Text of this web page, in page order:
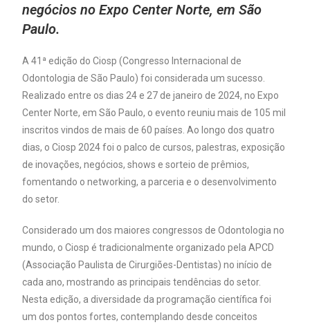
negócios no Expo Center Norte, em São
Paulo.
A 41ª edição do Ciosp (Congresso Internacional de
Odontologia de São Paulo) foi considerada um sucesso.
Realizado entre os dias 24 e 27 de janeiro de 2024, no Expo
Center Norte, em São Paulo, o evento reuniu mais de 105 mil
inscritos vindos de mais de 60 países. Ao longo dos quatro
dias, o Ciosp 2024 foi o palco de cursos, palestras, exposição
de inovações, negócios, shows e sorteio de prêmios,
fomentando o networking, a parceria e o desenvolvimento
do setor.
Considerado um dos maiores congressos de Odontologia no
mundo, o Ciosp é tradicionalmente organizado pela APCD
(Associação Paulista de Cirurgiões-Dentistas) no início de
cada ano, mostrando as principais tendências do setor.
Nesta edição, a diversidade da programação científica foi
um dos pontos fortes, contemplando desde conceitos